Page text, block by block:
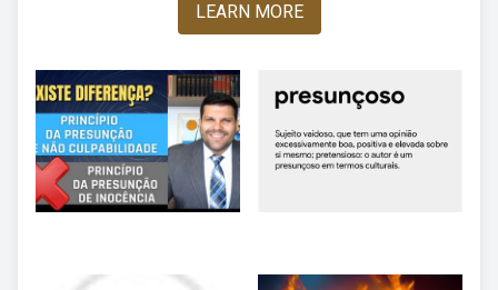
LEARN MORE